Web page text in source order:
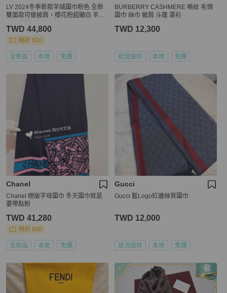
LV 2024冬季新款羊絨圍巾粉色 全新
雙面款可做披肩，櫻花粉超顯白 羊毛
TWD 44,800
現折 800
全新品 本地 免運
BURBERRY CASHMERE 格紋 毛領
圍巾 絲巾 披肩 斗篷 罩衫
TWD 12,300
狀況良好 本地 免運
Chanel
Chanel 絕版字母圍巾 冬天圍巾就是
要帶點粉
TWD 41,280
現折 800
全新品 本地 免運
Gucci
Gucci 藍Logo紅邊絲質圍巾
TWD 12,000
狀況良好 本地 免運